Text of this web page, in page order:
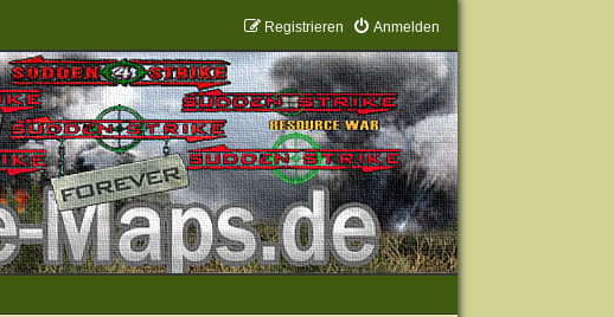
Anmelden
Registrieren